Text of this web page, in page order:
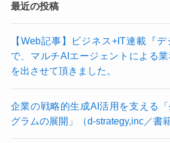
最近の投稿
【Web記事】ビジネス+IT連載『デ
で、マルチAIエージェントによる
を出させて頂きました。
企業の戦略的生成AI活用を支える
グラムの展開」（d-strategy,inc／書